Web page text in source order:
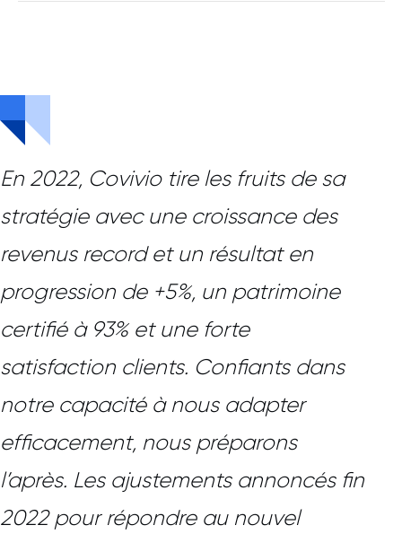
En 2022, Covivio tire les fruits de sa
stratégie avec une croissance des
revenus record et un résultat en
progression de +5%, un patrimoine
certifié à 93% et une forte
satisfaction clients. Confiants dans
notre capacité à nous adapter
efficacement, nous préparons
l’après. Les ajustements annoncés fin
2022 pour répondre au nouvel